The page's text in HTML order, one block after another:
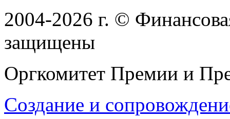
2004-2026 г. ©
защищены
Оргкомитет Премии и
Создание и